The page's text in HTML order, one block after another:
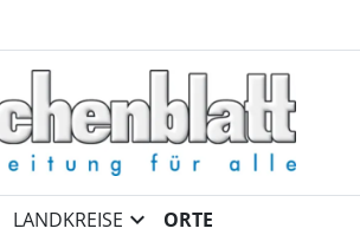
München. Radtour
LANDKREISE expand_more ORTE